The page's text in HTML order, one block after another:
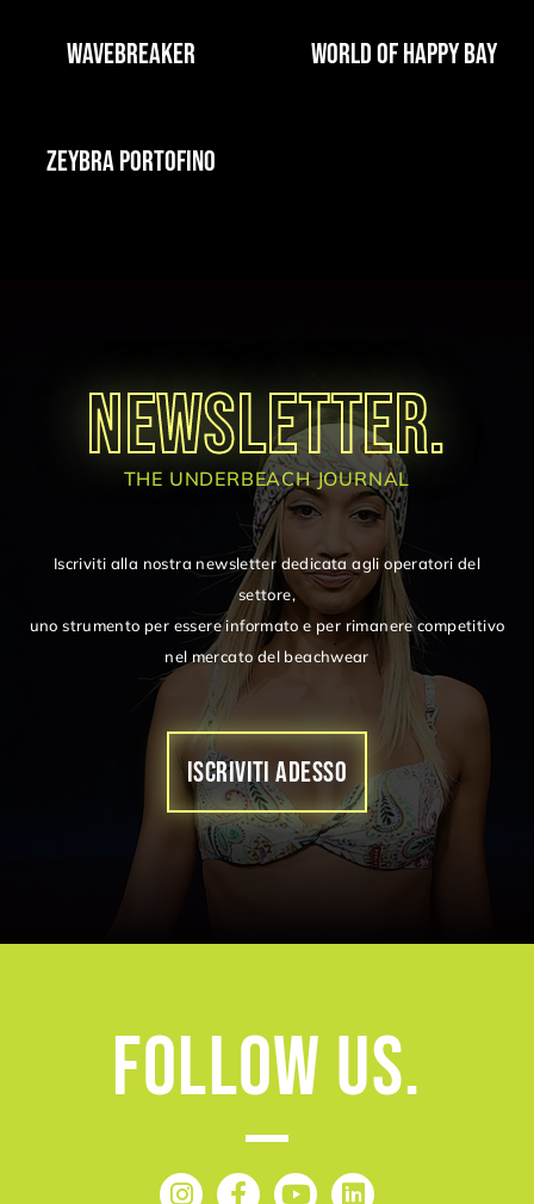
WAVEBREAKER WORLD OF HAPPY BAY
ZEYBRA PORTOFINO
NEWSLETTER.
THE UNDERBEACH JOURNAL
Iscriviti alla nostra newsletter dedicata agli operatori del
settore,
uno strumento per essere informato e per rimanere competitivo
nel mercato del beachwear
ISCRIVITI ADESSO
Follow Us.